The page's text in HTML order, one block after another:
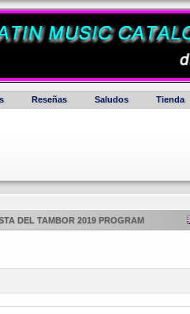
Reseñas Saludos Tienda
DEL TAMBOR 2019 PROGRAM